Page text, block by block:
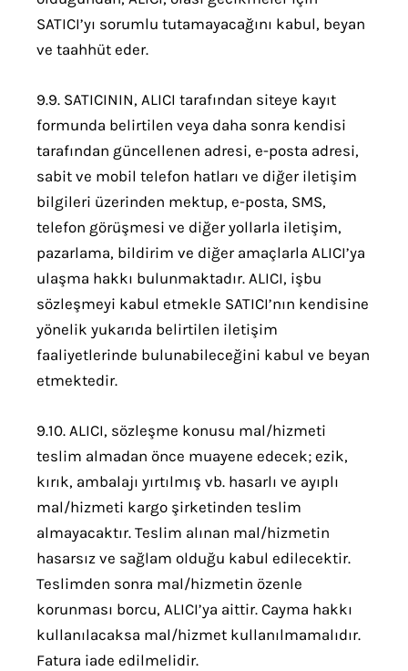
SATICI’yı sorumlu tutamayacağını kabul, beyan
ve taahhüt eder.
9.9. SATICININ, ALICI tarafından siteye kayıt
formunda belirtilen veya daha sonra kendisi
tarafından güncellenen adresi, e-posta adresi,
sabit ve mobil telefon hatları ve diğer iletişim
bilgileri üzerinden mektup, e-posta, SMS,
telefon görüşmesi ve diğer yollarla iletişim,
pazarlama, bildirim ve diğer amaçlarla ALICI’ya
ulaşma hakkı bulunmaktadır. ALICI, işbu
sözleşmeyi kabul etmekle SATICI’nın kendisine
yönelik yukarıda belirtilen iletişim
faaliyetlerinde bulunabileceğini kabul ve beyan
etmektedir.
9.10. ALICI, sözleşme konusu mal/hizmeti
teslim almadan önce muayene edecek; ezik,
kırık, ambalajı yırtılmış vb. hasarlı ve ayıplı
mal/hizmeti kargo şirketinden teslim
almayacaktır. Teslim alınan mal/hizmetin
hasarsız ve sağlam olduğu kabul edilecektir.
Teslimden sonra mal/hizmetin özenle
korunması borcu, ALICI’ya aittir. Cayma hakkı
kullanılacaksa mal/hizmet kullanılmamalıdır.
Fatura iade edilmelidir.